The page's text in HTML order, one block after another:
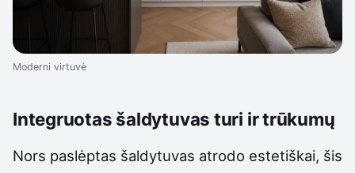
Moderni virtuvė
Integruotas šaldytuvas turi ir trūkumų
Nors paslėptas šaldytuvas atrodo estetiškai, šis